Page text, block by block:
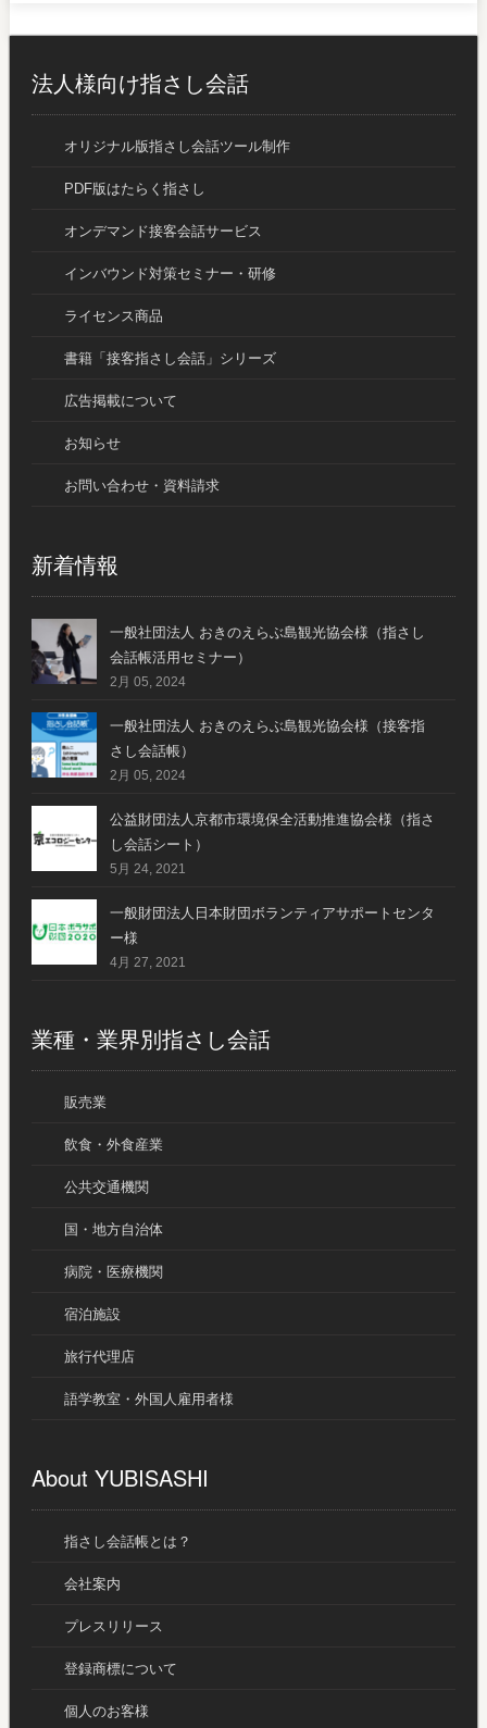
法人様向け指さし会話
オリジナル版指さし会話ツール制作
PDF版はたらく指さし
オンデマンド接客会話サービス
インバウンド対策セミナー・研修
ライセンス商品
書籍「接客指さし会話」シリーズ
広告掲載について
お知らせ
お問い合わせ・資料請求
新着情報
一般社団法人 おきのえらぶ島観光協会様（指さし
会話帳活用セミナー）
2月 05, 2024
一般社団法人 おきのえらぶ島観光協会様（接客指
さし会話帳）
2月 05, 2024
公益財団法人京都市環境保全活動推進協会様（指さ
し会話シート）
5月 24, 2021
一般財団法人日本財団ボランティアサポートセンタ
ー様
4月 27, 2021
業種・業界別指さし会話
販売業
飲食・外食産業
公共交通機関
国・地方自治体
病院・医療機関
宿泊施設
旅行代理店
語学教室・外国人雇用者様
About YUBISASHI
指さし会話帳とは？
会社案内
プレスリリース
登録商標について
個人のお客様